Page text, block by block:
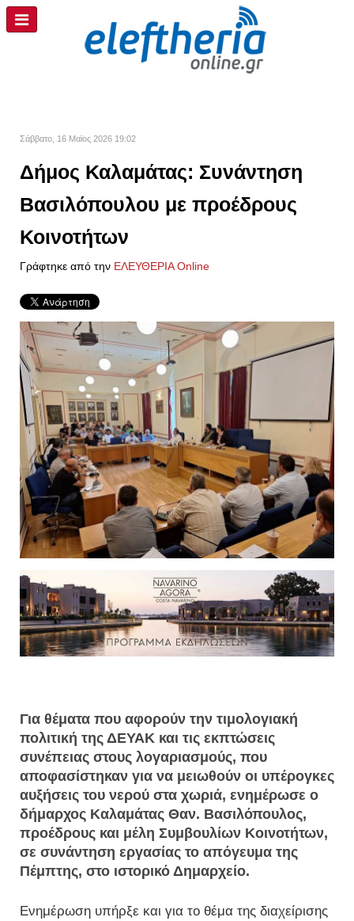
Σάββατο, 16 Μαϊος 2026 19:02
Δήμος Καλαμάτας: Συνάντηση
Βασιλόπουλου με προέδρους
Κοινοτήτων
Γράφτηκε από την ΕΛΕΥΘΕΡΙΑ Online
Για θέματα που αφορούν την τιμολογιακή
πολιτική της ΔΕΥΑΚ και τις εκπτώσεις
συνέπειας στους λογαριασμούς, που
αποφασίστηκαν για να μειωθούν οι υπέρογκες
αυξήσεις του νερού στα χωριά, ενημέρωσε ο
δήμαρχος Καλαμάτας Θαν. Βασιλόπουλος,
προέδρους και μέλη Συμβουλίων Κοινοτήτων,
σε συνάντηση εργασίας το απόγευμα της
Πέμπτης, στο ιστορικό Δημαρχείο.
Ενημέρωση υπήρξε και για το θέμα της διαχείρισης